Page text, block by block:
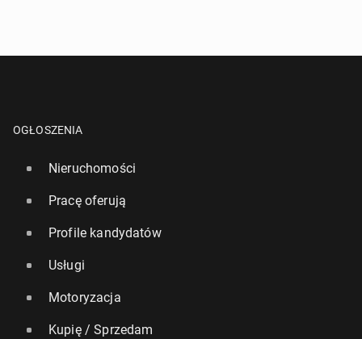
OGŁOSZENIA
Nieruchomości
Pracę oferują
Profile kandydatów
Usługi
Motoryzacja
Kupię / Sprzedam